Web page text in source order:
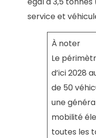
service et
À noter
Le
d’ici 2028
de 50
une
mobilité
toutes les